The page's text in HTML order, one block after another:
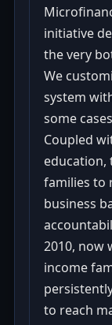
initiative
the very
We
system
some
Coupled
education,
families to
business
2010, now
income
to reach